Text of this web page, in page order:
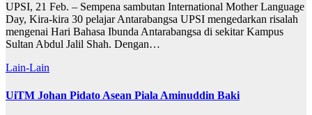
UPSI, 21 Feb. – Sempena sambutan International Mother Language
Day, Kira-kira 30 pelajar Antarabangsa UPSI mengedarkan risalah
mengenai Hari Bahasa Ibunda Antarabangsa di sekitar Kampus
Sultan Abdul Jalil Shah. Dengan…
Lain-Lain
UiTM Johan Pidato Asean Piala Aminuddin Baki